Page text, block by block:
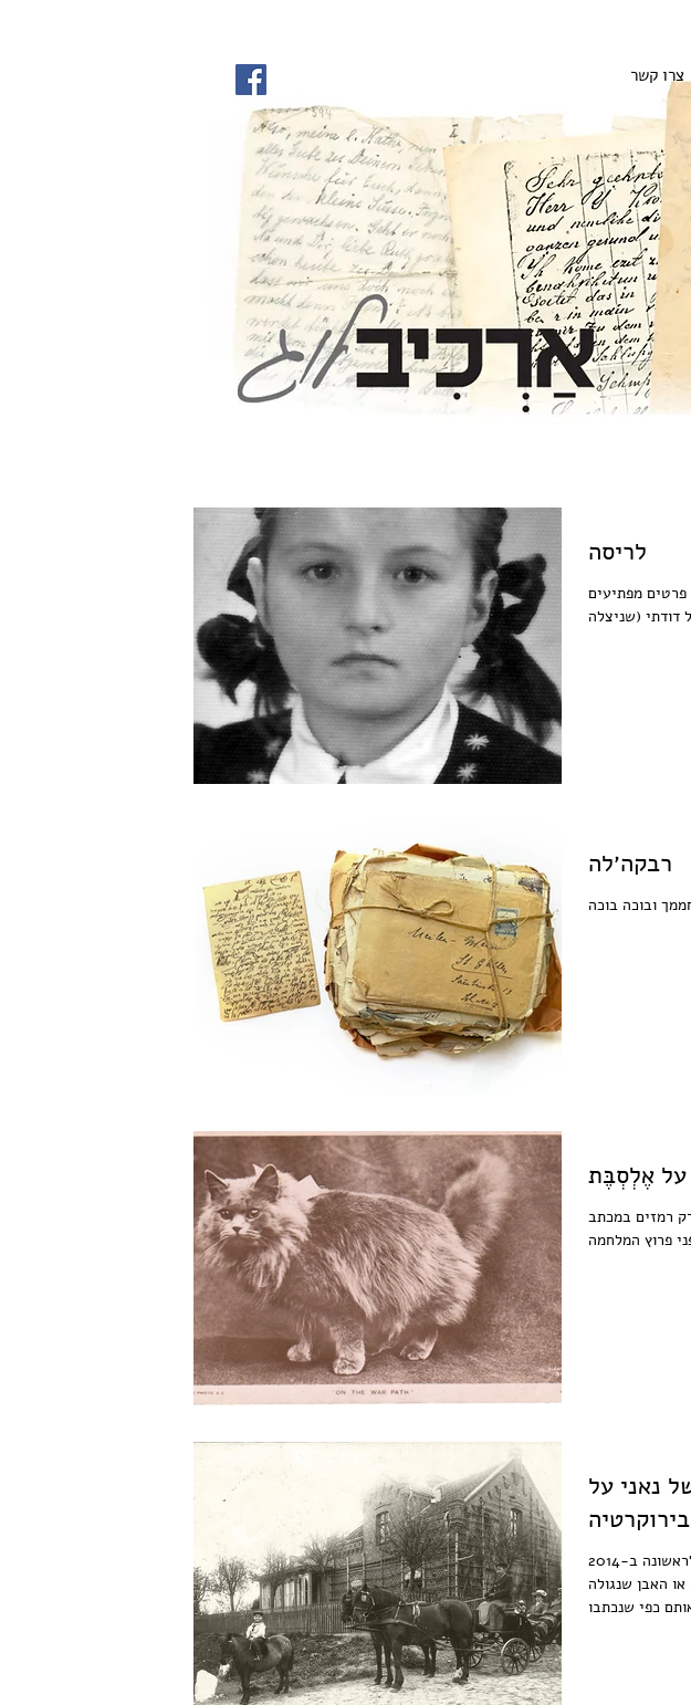
צרו קשר
לריסה
מפתיעים
רבקה׳לה
על אֶלְסְבֶּת
רמזים במכתב
נאני על
הדברים הבאים נכתבו ובפורסמו לראשונה ב-2014
האבן שנגולה